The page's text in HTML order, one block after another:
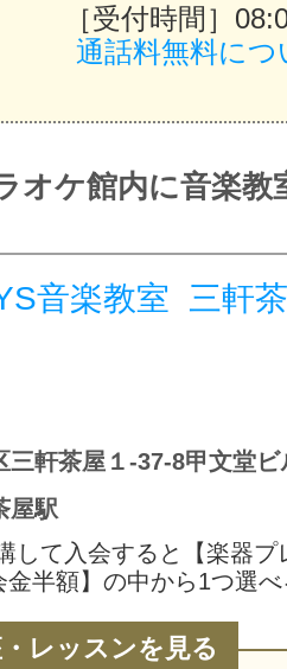
［受付時間］
通話料無料につ
オケ館内に音楽教
音楽教室 三軒
三軒茶屋１-37-8甲文堂ビ
屋駅
して入会すると【楽器プ
金半額】の中から1つ選
レッスンを見る